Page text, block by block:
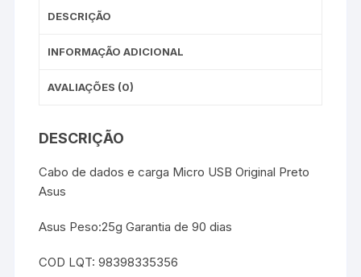
DESCRIÇÃO
INFORMAÇÃO ADICIONAL
AVALIAÇÕES (0)
DESCRIÇÃO
Cabo de dados e carga Micro USB Original Preto
Asus
Asus Peso:25g Garantia de 90 dias
COD LQT: 98398335356